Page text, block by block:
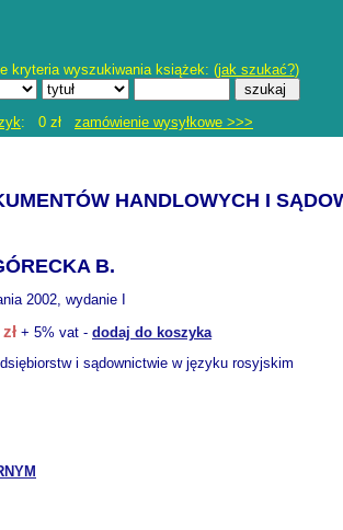
kryteria wyszukiwania książek: (jak szukać?)
: 0 zł zamówienie wysyłkowe >>>
HANDLOWYCH I
B.
2002, wydanie I
+ 5% vat - dodaj do koszyka
i sądownictwie w języku rosyjskim